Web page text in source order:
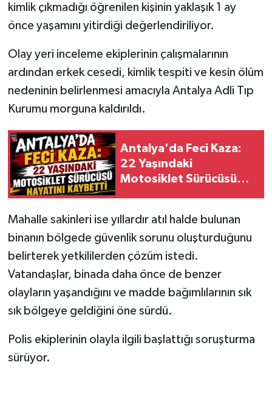
kimlik çıkmadığı öğrenilen kişinin yaklaşık 1 ay
önce yaşamını yitirdiği değerlendiriliyor.
Olay yeri inceleme ekiplerinin çalışmalarının
ardından erkek cesedi, kimlik tespiti ve kesin ölüm
nedeninin belirlenmesi amacıyla Antalya Adli Tıp
Kurumu morguna kaldırıldı.
Antalya'da Feci Kaza:
22 Yaşındaki
Motosiklet Sürücüsü
Mahalle sakinleri ise yıllardır atıl halde bulunan
binanın bölgede güvenlik sorunu oluşturduğunu
belirterek yetkililerden çözüm istedi.
Vatandaşlar, binada daha önce de benzer
olayların yaşandığını ve madde bağımlılarının sık
sık bölgeye geldiğini öne sürdü.
Polis ekiplerinin olayla ilgili başlattığı soruşturma
sürüyor.